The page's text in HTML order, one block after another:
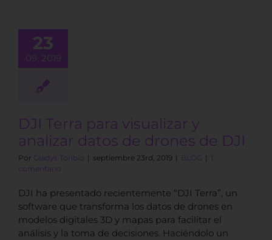
23
09, 2019
y
datos de
de DJI
DJI Terra para visualizar y
analizar datos de drones de DJI
Por Gladys Toribio | septiembre 23rd, 2019 | BLOG | 1
comentario
DJI ha presentado recientemente “DJI Terra”, un
software que transforma los datos de drones en
modelos digitales 3D y mapas para facilitar el
análisis y la toma de decisiones. Haciéndolo un